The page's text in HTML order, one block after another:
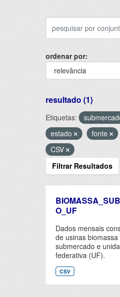
ordenar por
resultado (1)
Etiquetas:
estado
fonte
CSV
Filtrar Resultados
O_UF
Dados mensais
de usinas biomassa
submercado e
federativa (UF).
CSV